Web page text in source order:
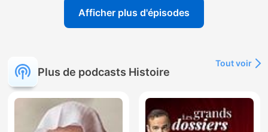
Afficher plus d'épisodes
Plus de podcasts Histoire
Tout voir